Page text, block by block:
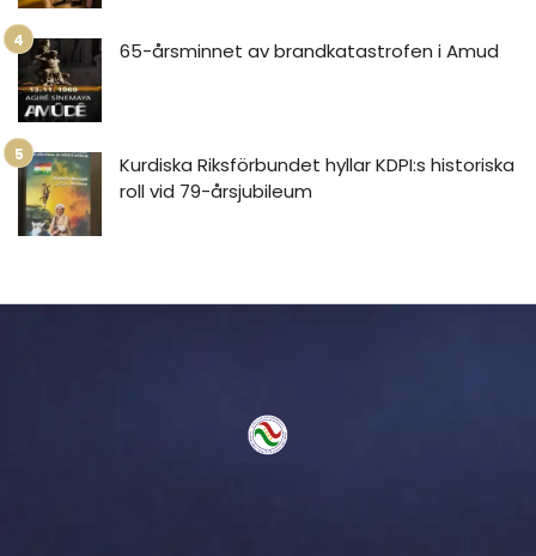
65-årsminnet av brandkatastrofen i Amud
Kurdiska Riksförbundet hyllar KDPI:s historiska
roll vid 79-årsjubileum